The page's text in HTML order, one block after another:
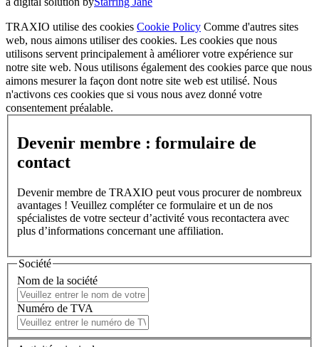
TRAXIO utilise des cookies Cookie Policy Comme d'autres sites
web, nous aimons utiliser des cookies. Les cookies que nous
utilisons servent principalement à améliorer votre expérience sur
notre site web. Nous utilisons également des cookies parce que nous
aimons mesurer la façon dont notre site web est utilisé. Nous
n'activons ces cookies que si vous nous avez donné votre
consentement préalable.
Devenir membre : formulaire de
contact
Devenir membre de TRAXIO peut vous procurer de nombreux
avantages ! Veuillez compléter ce formulaire et un de nos
spécialistes de votre secteur d’activité vous recontactera avec
plus d’informations concernant une affiliation.
Société
Nom de la société
Numéro de TVA